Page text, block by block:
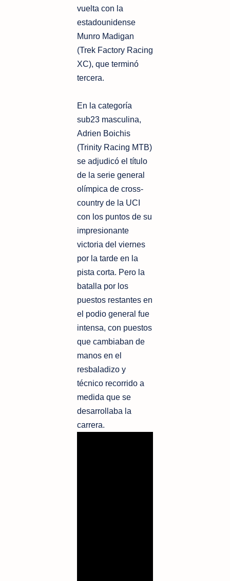
vuelta con la
estadounidense
Munro Madigan
(Trek Factory Racing
XC), que terminó
tercera.
En la categoría
sub23 masculina,
Adrien Boichis
(Trinity Racing MTB)
se adjudicó el título
de la serie general
olímpica de cross-
country de la UCI
con los puntos de su
impresionante
victoria del viernes
por la tarde en la
pista corta. Pero la
batalla por los
puestos restantes en
el podio general fue
intensa, con puestos
que cambiaban de
manos en el
resbaladizo y
técnico recorrido a
medida que se
desarrollaba la
carrera.